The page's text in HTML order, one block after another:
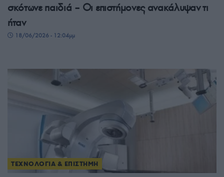
σκότωνε παιδιά – Οι επιστήμονες ανακάλυψαν τι
ήταν
18/06/2026 - 12:04μμ
ΤΕΧΝΟΛΟΓΙΑ & ΕΠΙΣΤΗΜΗ